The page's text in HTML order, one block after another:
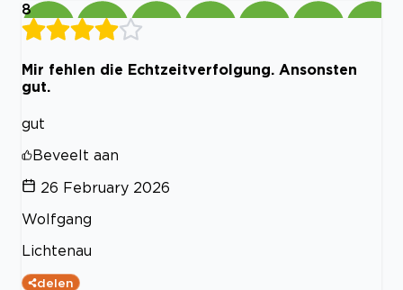
8
Mir fehlen die Echtzeitverfolgung. Ansonsten
gut.
gut
Beveelt aan
26 February 2026
Wolfgang
Lichtenau
delen